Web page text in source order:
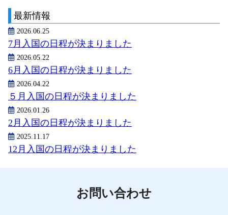
最新情報
2026.06.25
7月入国の日程が決まりました
2026.05.22
6月入国の日程が決まりました
2026.04.22
５月入国の日程が決まりました
2026.01.26
2月入国の日程が決まりました
2025.11.17
12月入国の日程が決まりました
お問い合わせ